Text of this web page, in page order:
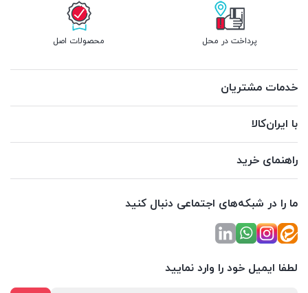
پرداخت در محل محصولات اصل
خدمات مشتریان
با ایران‌کالا
راهنمای خرید
ما را در شبکه‌های اجتماعی دنبال کنید
لطفا ایمیل خود را وارد نمایید